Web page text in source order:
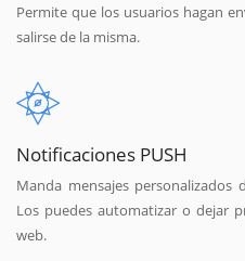
Permite que los usuarios hagan
salirse de la misma.
Notificaciones PUSH
Manda mensajes
Los puedes automatizar o dejar
web.